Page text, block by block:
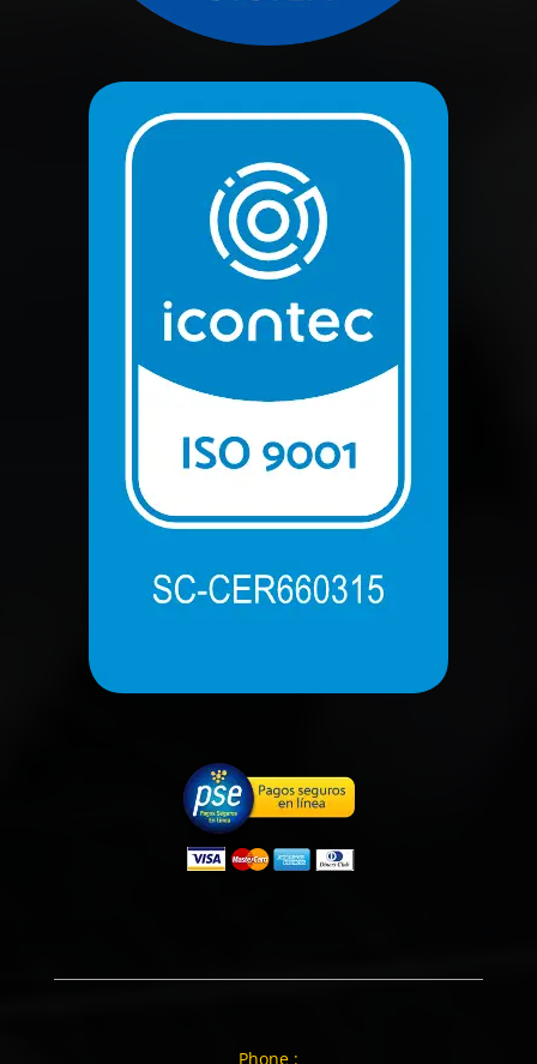
Phone :